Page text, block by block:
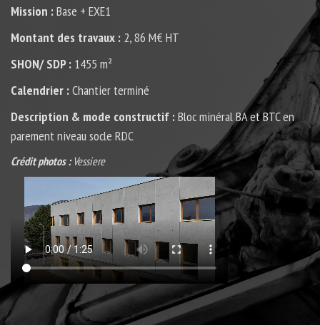
Mission :Base + EXE1
Montant des travaux : 2, 86 M€ HT
SHON/ SDP : 1455 m²
Calendrier :Chantier terminé
Description & mode constructif :Bloc minéral BA et BTC en
parement niveau socle RDC
Crédit photos :Vessiere